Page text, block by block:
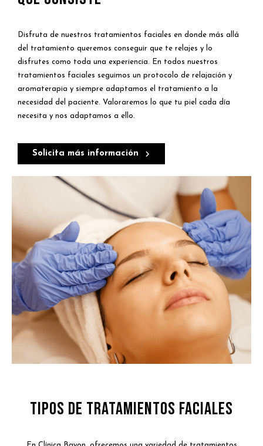
Disfruta de nuestros tratamientos faciales en donde más allá
del tratamiento queremos conseguir que te relajes y lo
disfrutes como toda una experiencia. En todos nuestros
tratamientos faciales seguimos un protocolo de relajación y
aromaterapia y siempre adaptamos el tratamiento a la
necesidad del paciente. Valoraremos lo que tu piel cada día
necesita y nos adaptamos a ello.
Solicita más información
Tipos de Tratamientos Faciales